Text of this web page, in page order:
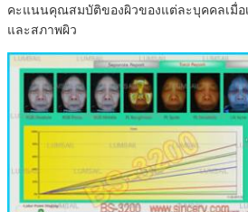
คะแนนคุณสมบัติของผิวของแต่ละบุคคลเมื่อ
และสภาพผิว